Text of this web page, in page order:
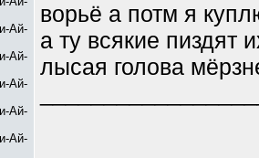
ворьё а потм я
а ту всякие пиздят
лысая голова